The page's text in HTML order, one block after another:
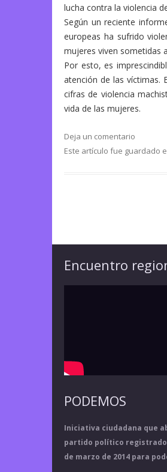
lucha contra la violencia
Según un reciente
europeas ha sufrido
mujeres viven sometidas
Por esto, es
atención de las víctimas.
cifras de violencia
vida de las mujeres.
Deja un comentario
Este artículo fue guardado
Encuentro
PODEMOS
Iniciativa ciudadana que
partido político registrado
de marzo de 2014 para